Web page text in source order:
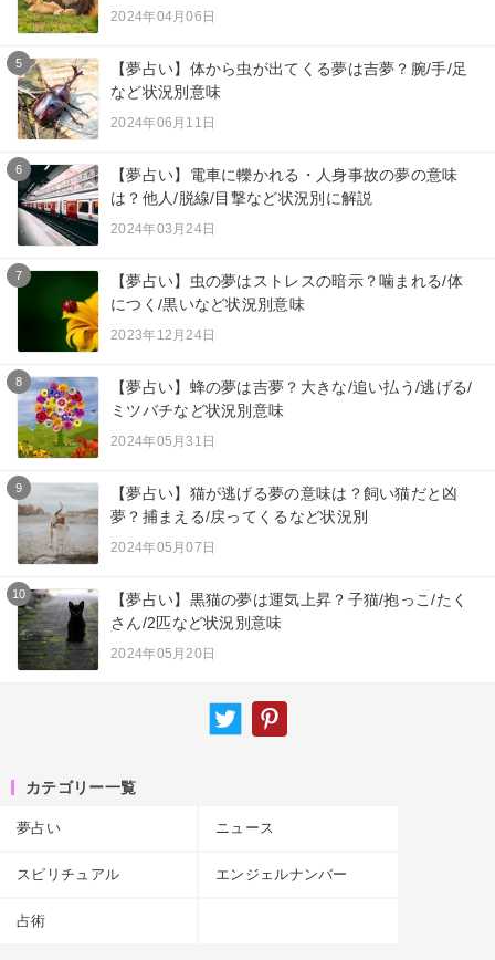
2024年04月06日
5
【夢占い】体から虫が出てくる夢は吉夢？腕/手/足
など状況別意味
2024年06月11日
6
【夢占い】電車に轢かれる・人身事故の夢の意味
は？他人/脱線/目撃など状況別に解説
2024年03月24日
7
【夢占い】虫の夢はストレスの暗示？噛まれる/体
につく/黒いなど状況別意味
2023年12月24日
8
【夢占い】蜂の夢は吉夢？大きな/追い払う/逃げる/
ミツバチなど状況別意味
2024年05月31日
9
【夢占い】猫が逃げる夢の意味は？飼い猫だと凶
夢？捕まえる/戻ってくるなど状況別
2024年05月07日
10
【夢占い】黒猫の夢は運気上昇？子猫/抱っこ/たく
さん/2匹など状況別意味
2024年05月20日
カテゴリー一覧
夢占い ニュース
スピリチュアル エンジェルナンバー
占術